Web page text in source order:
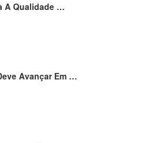
A Qualidade …
Avançar Em …